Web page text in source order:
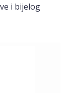
i bijelog